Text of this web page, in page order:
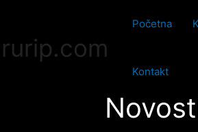
Početna
Kontakt